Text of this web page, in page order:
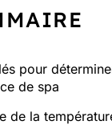
pour
de spa
de la